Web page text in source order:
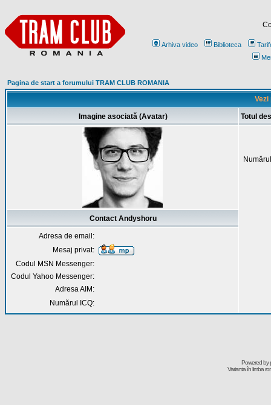
Arhiva video Biblioteca
Pagina de start a forumului TRAM CLUB ROMANIA
Imagine asociată (Avatar) Totul
Contact Andyshoru
Adresa de email:
Mesaj privat:
Codul MSN Messenger:
Codul Yahoo Messenger:
Adresa AIM:
Numărul ICQ:
Powered by
Varianta în limba